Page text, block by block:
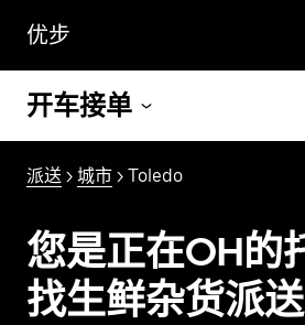
容
优步
开车接单
派送 > 城市 > Toledo
您是正在OH的
找生鲜杂货派